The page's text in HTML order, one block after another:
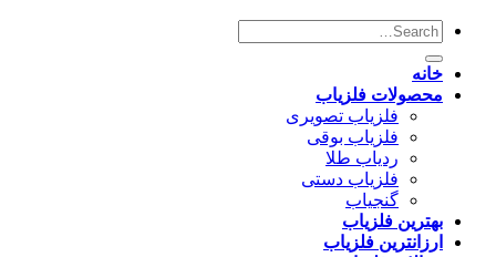
خانه
محصولات فلزیاب
فلزیاب تصویری
فلزیاب بوقی
ردیاب طلا
فلزیاب دستی
گنجیاب
بهترین فلزیاب
ارزانترین فلزیاب